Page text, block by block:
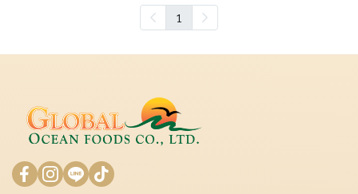
1